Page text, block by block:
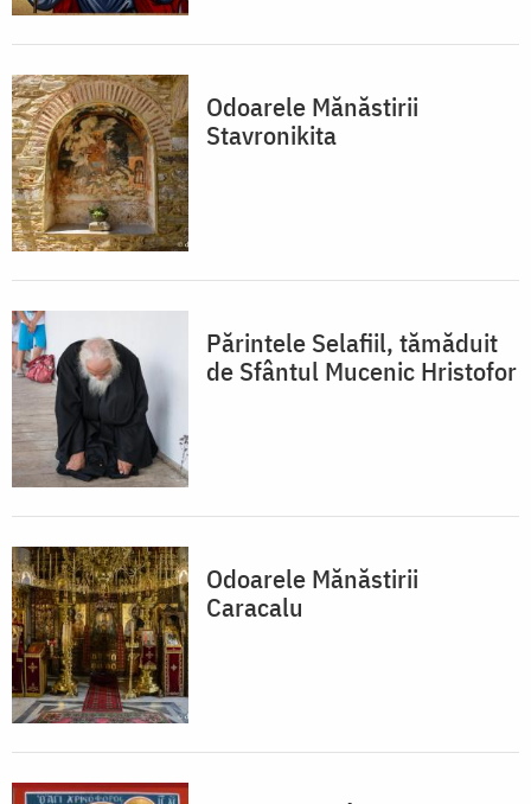
Odoarele Mănăstirii
Stavronikita
Părintele Selafiil, tămăduit
de Sfântul Mucenic Hristofor
Odoarele Mănăstirii
Caracalu